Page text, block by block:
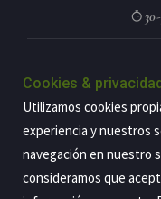
de
Cookies &
Utilizamos cookies
experiencia y nuestros
navegación en nuestro
consideramos que